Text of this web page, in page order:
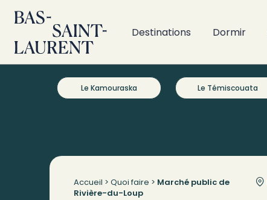
Destinations Dormir
Le Kamouraska Le Témiscouata
Accueil > Quoi faire > Marché public de
Rivière-du-Loup